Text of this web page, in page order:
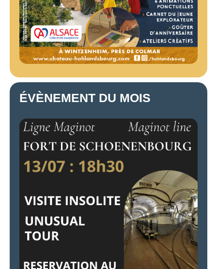
ÉVÈNEMENT DU MOIS